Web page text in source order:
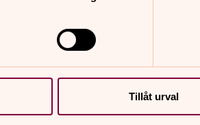
Tillåt urval
konstnär och präst, att
liv i Stora Hammars kyrka. Bilderna
berättelser du också.
19 juni